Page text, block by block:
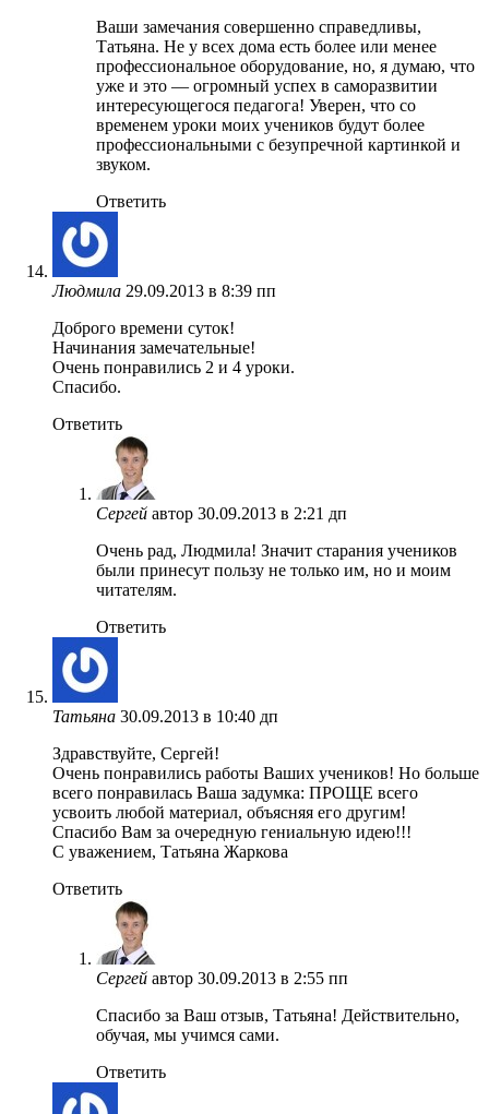
Ваши замечания совершенно справедливы,
Татьяна. Не у всех дома есть более или менее
профессиональное оборудование, но, я думаю, что
уже и это — огромный успех в саморазвитии
интересующегося педагога! Уверен, что со
временем уроки моих учеников будут более
профессиональными с безупречной картинкой и
звуком.
Ответить
Людмила 29.09.2013 в 8:39 пп
Доброго времени суток!
Начинания замечательные!
Очень понравились 2 и 4 уроки.
Спасибо.
Ответить
Сергей автор 30.09.2013 в 2:21 дп
Очень рад, Людмила! Значит старания учеников
были принесут пользу не только им, но и моим
читателям.
Ответить
Татьяна 30.09.2013 в 10:40 дп
Здравствуйте, Сергей!
Очень понравились работы Ваших учеников! Но больше
всего понравилась Ваша задумка: ПРОЩЕ всего
усвоить любой материал, объясняя его другим!
Спасибо Вам за очередную гениальную идею!!!
С уважением, Татьяна Жаркова
Ответить
Сергей автор 30.09.2013 в 2:55 пп
Спасибо за Ваш отзыв, Татьяна! Действительно,
обучая, мы учимся сами.
Ответить